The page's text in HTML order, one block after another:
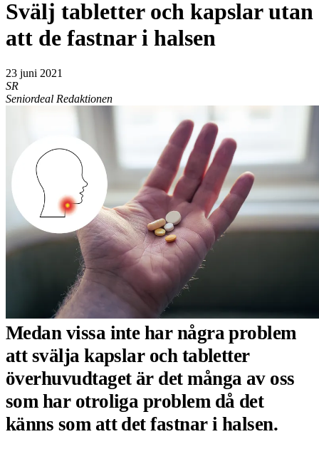
Svälj tabletter och kapslar utan
att de fastnar i halsen
23 juni 2021
SR
Seniordeal Redaktionen
Medan vissa inte har några problem
att svälja kapslar och tabletter
överhuvudtaget är det många av oss
som har otroliga problem då det
känns som att det fastnar i halsen.